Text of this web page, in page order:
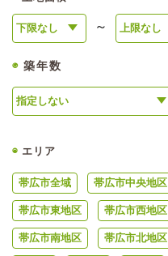
～
◉ 築年数
◉ エリア
帯広市全域 帯広市中央地区
帯広市東地区 帯広市西地区
帯広市南地区 帯広市北地区